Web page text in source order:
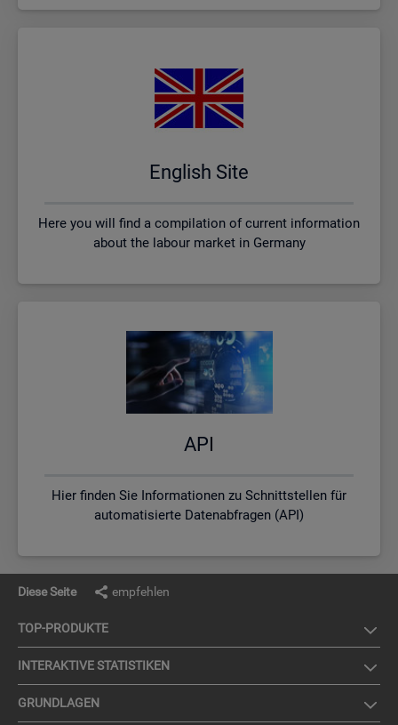
English Site
Here you will find a compilation of current information
about the labour market in Germany
API
Hier finden Sie Informationen zu Schnittstellen für
automatisierte Datenabfragen (API)
Diese Seite empfehlen
TOP-PRO­DUK­TE
IN­TER­AK­TI­VE STA­TIS­TI­KEN
GRUND­LA­GEN